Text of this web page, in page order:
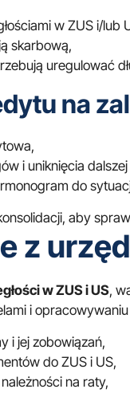
w ZUS i/lub
skarbową,
uregulować
na
i uniknięcia
do
, aby
z
w ZUS i US,
i
i jej zobowiązań,
do ZUS i US,
na raty,